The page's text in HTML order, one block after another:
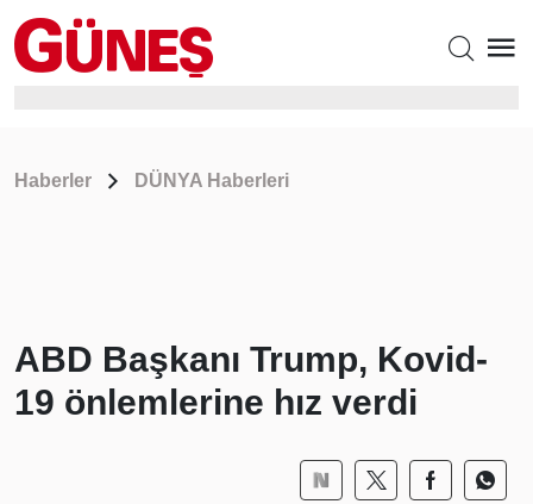
Haberler DÜNYA Haberleri
ABD Başkanı Trump, Kovid-
19 önlemlerine hız verdi